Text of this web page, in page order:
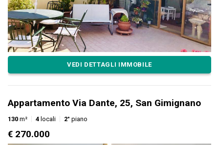
VEDI DETTAGLI IMMOBILE
Appartamento Via Dante, 25, San Gimignano
130 m² 4 locali 2° piano
€ 270.000